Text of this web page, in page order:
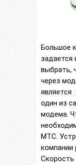
Большое
задается
выбрать,
через
является
один из
модема.
МТС.
компании
Скорость